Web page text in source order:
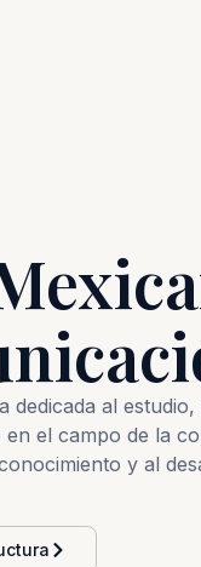
dedicada al
el campo de la
y al